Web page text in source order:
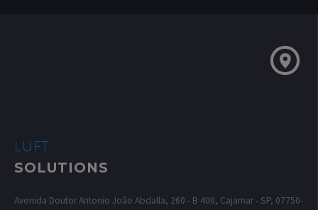
LUFT
SOLUTIONS
Avenida Doutor Antonio João Abdalla, 260 - B 400, Cajamar - SP, 07750-